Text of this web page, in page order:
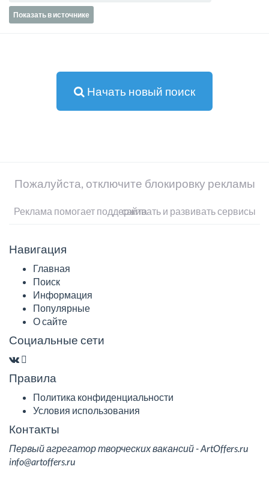
Показать в источнике
Начать новый поиск
Пожалуйста, отключите блокировку рекламы
Реклама помогает поддерживать и развивать сервисы сайта
Навигация
Главная
Поиск
Информация
Популярные
О сайте
Социальные сети
Правила
Политика конфиденциальности
Условия использования
Контакты
Первый агрегатор творческих вакансий - ArtOffers.ru
info@artoffers.ru